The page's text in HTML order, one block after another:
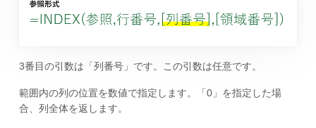
3番目の引数は「列番号」です。この引数は任意です。
範囲内の列の位置を数値で指定します。「0」を指定した場
合、列全体を返します。